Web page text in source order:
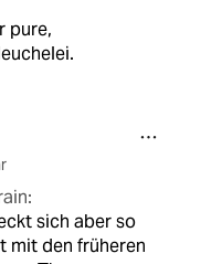
pure,
sich aber so
mit den früheren